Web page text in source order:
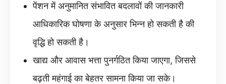
पेंशन में अनुमानित संभावित बदलावों की जानकारी
आधिकारिक घोषणा के अनुसार भिन्न हो सकती है की
वृद्धि हो सकती है।
खाद्य और आवास भत्ता पुनर्गठित किया जाएगा, जिससे
बढ़ती महंगाई का बेहतर सामना किया जा सके।